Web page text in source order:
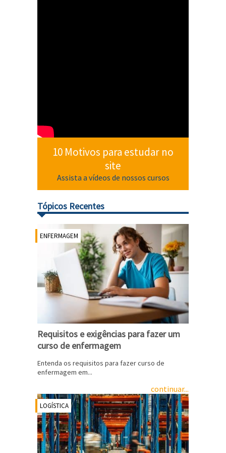
10 Motivos para estudar no
site
Assista a vídeos de nossos cursos
Tópicos Recentes
ENFERMAGEM
Requisitos e exigências para fazer um
curso de enfermagem
Entenda os requisitos para fazer curso de
enfermagem em...
continuar...
LOGÍSTICA